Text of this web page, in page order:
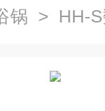
锅 > HH-S